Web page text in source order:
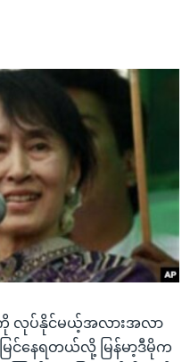
း
လုပ်နိုင်မယ့်အလားအလာ
င်နေရတယ်လို့ မြန်မာ့ဒီမိုက